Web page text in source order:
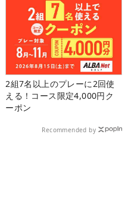
2組7名以上のプレーに2回使
える！コース限定4,000円ク
ーポン
Recommended by